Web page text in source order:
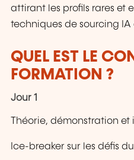
attirant les profils rares et
techniques de sourcing IA
QUEL EST LE
FORMATION ?
Jour 1
Théorie, démonstration
Ice-breaker sur les défis